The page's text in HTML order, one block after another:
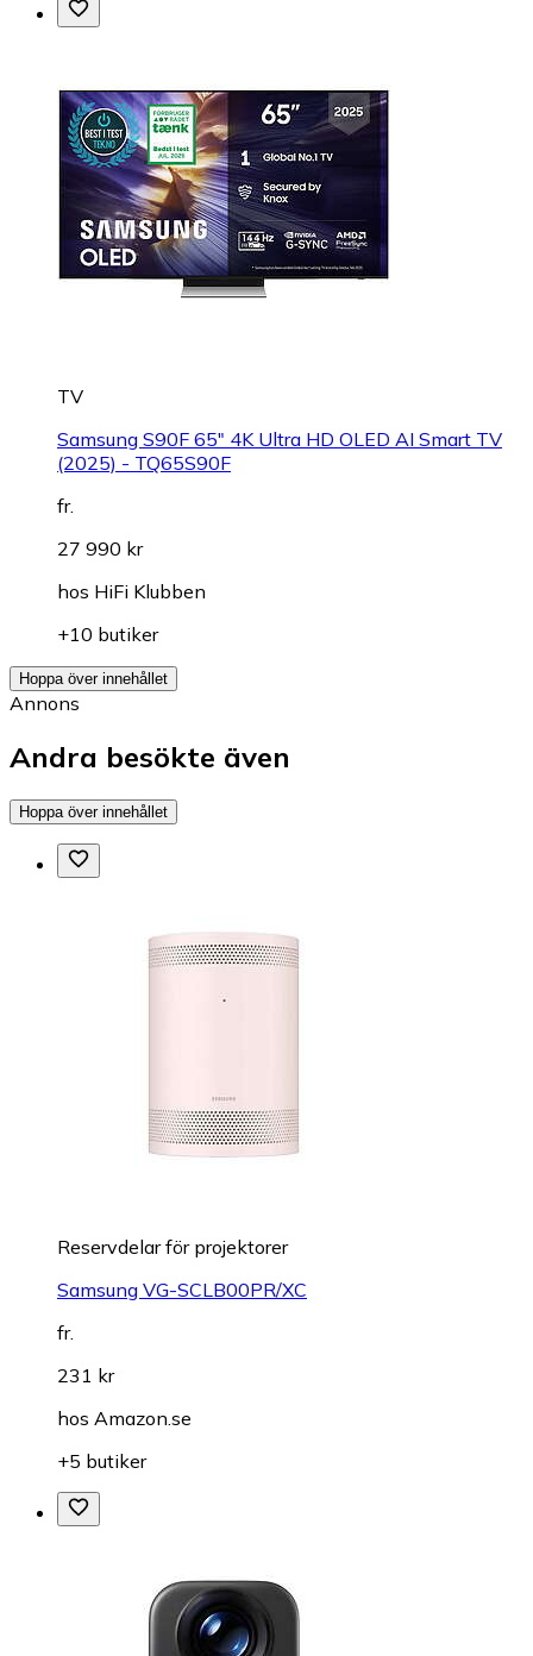
TV
Samsung S90F 65" 4K Ultra HD OLED AI Smart TV
(2025) - TQ65S90F
fr.
27 990 kr
hos HiFi Klubben
+10 butiker
Hoppa över innehållet
Annons
Andra besökte även
Hoppa över innehållet
Reservdelar för projektorer
Samsung VG-SCLB00PR/XC
fr.
231 kr
hos Amazon.se
+5 butiker